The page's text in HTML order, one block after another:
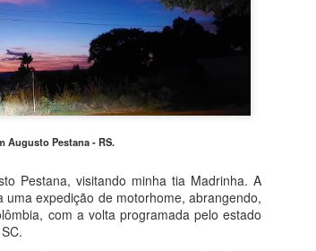
Augusto Pestana - RS.
Pestana, visitando minha tia Madrinha. A
expedição de motorhome, abrangendo,
com a volta programada pelo estado